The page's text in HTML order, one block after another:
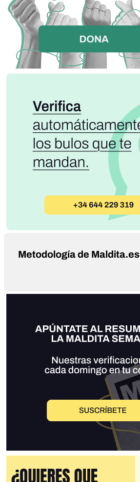
Metodología de Maldita.es